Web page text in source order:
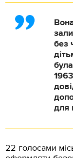
без
для
22 голосами